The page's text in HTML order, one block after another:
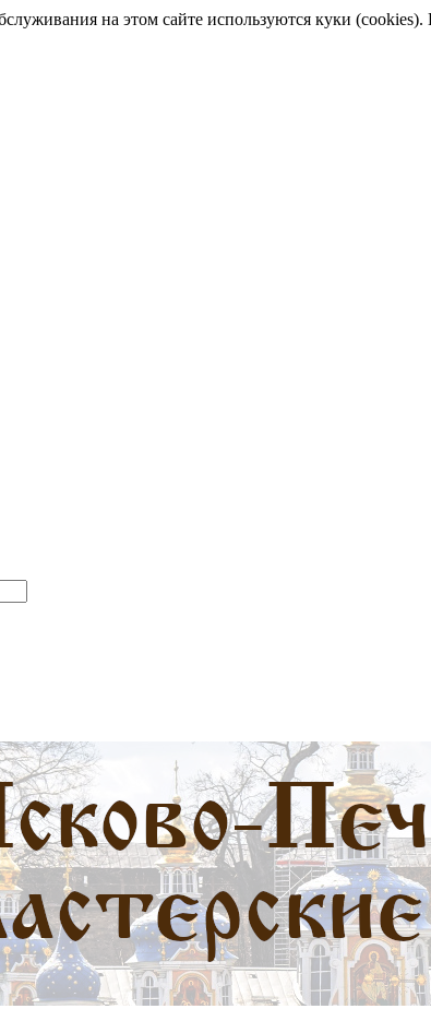
на этом сайте используются куки